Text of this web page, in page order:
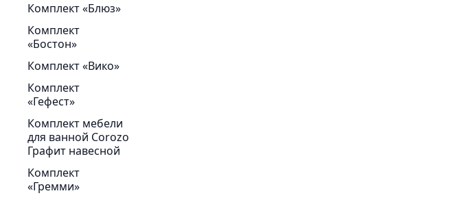
Комплект «Блюз»
Комплект
«Бостон»
Комплект «Вико»
Комплект
«Гефест»
Комплект мебели
для ванной Corozo
Графит навесной
Комплект
«Гремми»